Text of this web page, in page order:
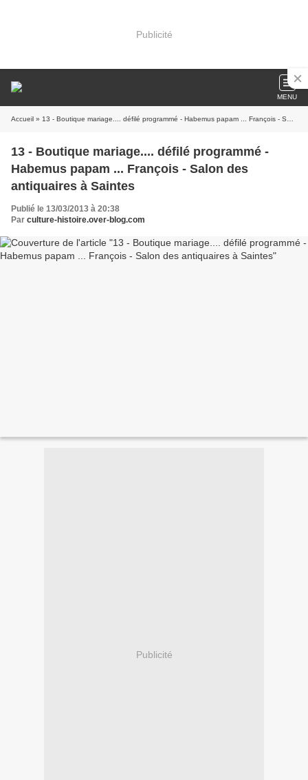
Publicité
MENU
Accueil » 13 - Boutique mariage.... défilé programmé - Habemus papam ... François - Salon des antiquaires à Saintes
13 - Boutique mariage.... défilé programmé -
Habemus papam ... François - Salon des
antiquaires à Saintes
Publié le 13/03/2013 à 20:38
Par culture-histoire.over-blog.com
Publicité